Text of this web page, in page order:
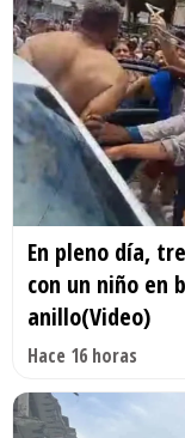
En pleno día,
con un niño en
anillo(Video)
Hace 16 horas